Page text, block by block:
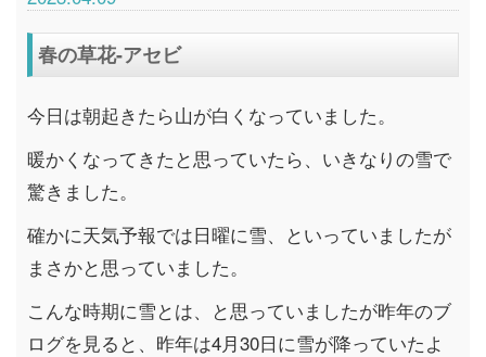
春の草花-アセビ
今日は朝起きたら山が白くなっていました。
暖かくなってきたと思っていたら、いきなりの雪で
驚きました。
確かに天気予報では日曜に雪、といっていましたが
まさかと思っていました。
こんな時期に雪とは、と思っていましたが昨年のブ
ログを見ると、昨年は4月30日に雪が降っていたよ